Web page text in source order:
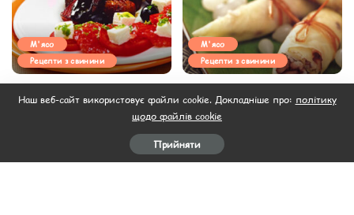
М'ясо
Рецепти з свинини
ЧЕРВОНОМУ ВИНІ З
М'ясо
Рецепти з свинини
ТЮНЬ
Наш веб-сайт використовує файли cookie. Докладніше про: політику
щодо файлів cookie
Прийняти